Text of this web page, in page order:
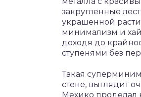
закругленные
украшенной
минимализм и
доходя до
ступенями без
Такая
стене, выглядит
Мехико проделал